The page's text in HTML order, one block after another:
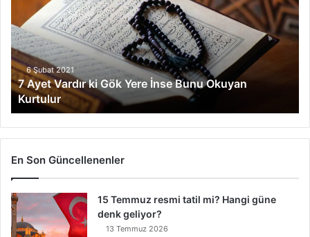
t
V
a
r
d
r
k
i
G
Y
e
r
6 Şubat 2021
7 Ayet Vardır ki Gök Yere İnse Bunu Okuyan
Kurtulur
En Son Güncellenenler
15 Temmuz resmi tatil mi? Hangi güne
denk geliyor?
13 Temmuz 2026